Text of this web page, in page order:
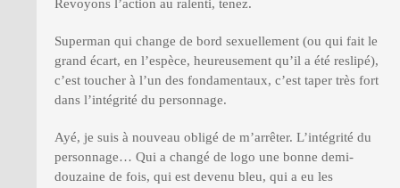
Revoyons l’action au ralenti, tenez.
Superman qui change de bord sexuellement (ou qui fait le
grand écart, en l’espèce, heureusement qu’il a été reslipé),
c’est toucher à l’un des fondamentaux, c’est taper très fort
dans l’intégrité du personnage.
Ayé, je suis à nouveau obligé de m’arrêter. L’intégrité du
personnage… Qui a changé de logo une bonne demi-
douzaine de fois, qui est devenu bleu, qui a eu les